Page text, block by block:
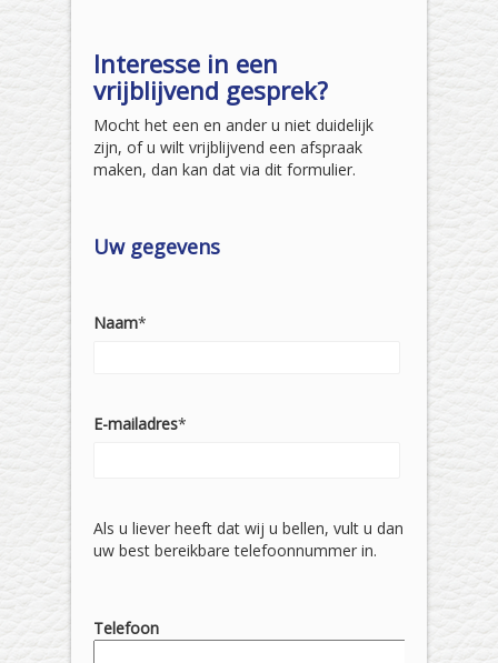
Interesse in een
vrijblijvend gesprek?
Mocht het een en ander u niet duidelijk
zijn, of u wilt vrijblijvend een afspraak
maken, dan kan dat via dit formulier.
Uw gegevens
Naam*
E-mailadres*
Als u liever heeft dat wij u bellen, vult u dan
uw best bereikbare telefoonnummer in.
Telefoon